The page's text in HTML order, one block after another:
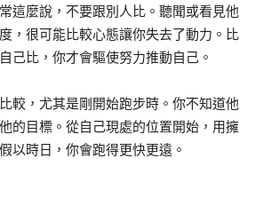
這麼說，不要跟別人比。聽聞或看見他
，很可能比較心態讓你失去了動力。比
己比，你才會驅使努力推動自己。
較，尤其是剛開始跑步時。你不知道他
的目標。從自己現處的位置開始，用擁
以時日，你會跑得更快更遠。